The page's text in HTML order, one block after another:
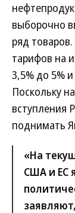
выборочно
ряд
тарифов на
3,5% до 5%
Поскольку
вступления
поднимать
«На
США и ЕС